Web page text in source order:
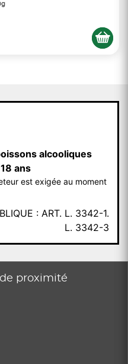
alcooliques
ans
est exigée au moment
: ART. L. 3342-1.
L. 3342-3
de proximité